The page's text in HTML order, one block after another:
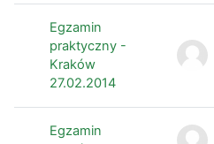
Egzamin
praktyczny -
Kraków
27.02.2014
Egzamin